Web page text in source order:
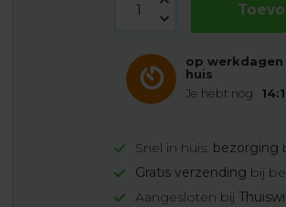
op werkdagen
huis
Je hebt nog
Snel in huis: bezorging
Gratis verzending bij
Aangesloten bij